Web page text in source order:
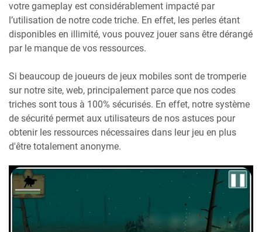
votre gameplay est considérablement impacté par
l’utilisation de notre code triche. En effet, les perles étant
disponibles en illimité, vous pouvez jouer sans être dérangé
par le manque de vos ressources.
Si beaucoup de joueurs de jeux mobiles sont de tromperie
sur notre site, web, principalement parce que nos codes
triches sont tous à 100% sécurisés. En effet, notre système
de sécurité permet aux utilisateurs de nos astuces pour
obtenir les ressources nécessaires dans leur jeu en plus
d'être totalement anonyme.